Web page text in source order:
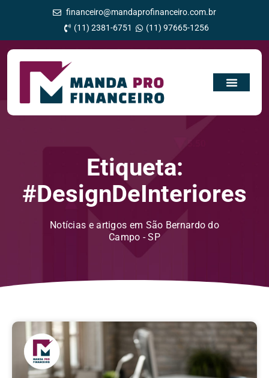
financeiro@mandaprofinanceiro.com.br
(11) 2381-6751
(11) 97665-1256
Etiqueta:
#DesignDeInteriores
Notícias e artigos em São Bernardo do
Campo - SP